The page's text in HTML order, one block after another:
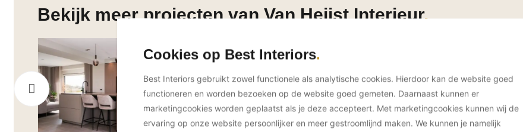
Bekijk meer projecten van Van Heijst Interieur
Cookies op Best Interiors
Best Interiors gebruikt zowel functionele als analytische cookies. Hierdoor kan de website goed
functioneren en worden bezoeken op de website goed gemeten. Daarnaast kunnen er
marketingcookies worden geplaatst als je deze accepteert. Met marketingcookies kunnen wij de
ervaring op onze website persoonlijker en meer gestroomlijnd maken. We kunnen je namelijk